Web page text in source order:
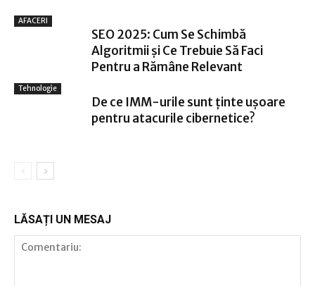
AFACERI
SEO 2025: Cum Se Schimbă
Algoritmii și Ce Trebuie Să Faci
Pentru a Rămâne Relevant
Tehnologie
De ce IMM-urile sunt ținte ușoare
pentru atacurile cibernetice?
LĂSAȚI UN MESAJ